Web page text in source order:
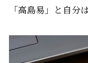
「高島易」と自分